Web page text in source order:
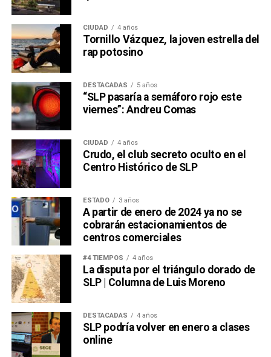
CIUDAD 4 años
Tornillo Vázquez, la joven estrella del
rap potosino
DESTACADAS 5 años
“SLP pasaría a semáforo rojo este
viernes”: Andreu Comas
CIUDAD 4 años
Crudo, el club secreto oculto en el
Centro Histórico de SLP
ESTADO 3 años
A partir de enero de 2024 ya no se
cobrarán estacionamientos de
centros comerciales
#4 TIEMPOS 4 años
La disputa por el triángulo dorado de
SLP | Columna de Luis Moreno
DESTACADAS 4 años
SLP podría volver en enero a clases
online